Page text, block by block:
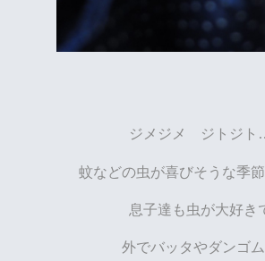
ジメジメ ジトジト
蚊などの虫が喜びそうな季
息子達も虫が大好き
外でバッタやダンゴ